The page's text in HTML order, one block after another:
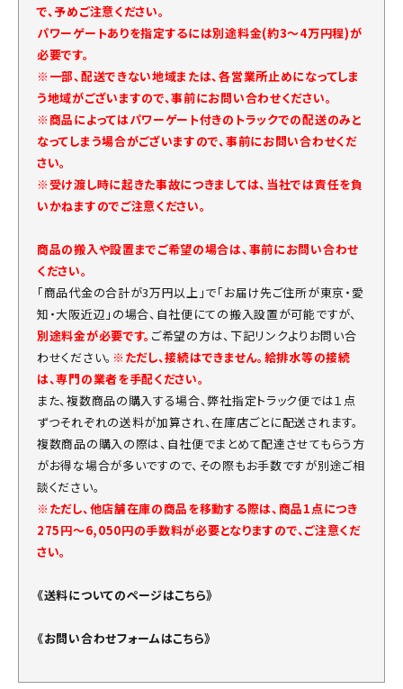
で、予めご注意ください。
パワーゲートありを指定するには別途料金(約3～4万円程)が
必要です。
※一部、配送できない地域または、各営業所止めになってしま
う地域がございますので、事前にお問い合わせください。
※商品によってはパワーゲート付きのトラックでの配送のみと
なってしまう場合がございますので、事前にお問い合わせくだ
さい。
※受け渡し時に起きた事故につきましては、当社では責任を負
いかねますのでご注意ください。
商品の搬入や設置までご希望の場合は、事前にお問い合わせ
ください。
「商品代金の合計が3万円以上」で「お届け先ご住所が東京・愛
知・大阪近辺」の場合、自社便にての搬入設置が可能ですが、
別途料金が必要です。 ご希望の方は、下記リンクよりお問い合
わせください。 ※ただし、接続はできません。給排水等の接続
は、専門の業者を手配ください。
また、複数商品の購入する場合、弊社指定トラック便では１点
ずつそれぞれの送料が加算され、在庫店ごとに配送されます。
複数商品の購入の際は、自社便でまとめて配達させてもらう方
がお得な場合が多いですので、その際もお手数ですが別途ご相
談ください。
※ただし、他店舗在庫の商品を移動する際は、商品1点につき
275円～6,050円の手数料が必要となりますので、ご注意くだ
さい。
《送料についてのページはこちら》
《お問い合わせフォームはこちら》